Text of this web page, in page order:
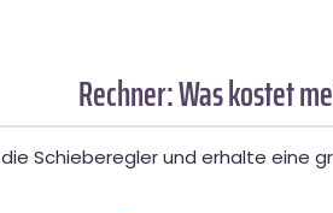
Rechner: Was kostet
Schieberegler und erhalte eine